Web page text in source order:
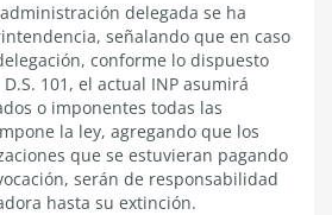
delegada se ha
señalando que en caso
conforme lo dispuesto
101, el actual INP asumirá
o imponentes todas las
la ley, agregando que los
que se estuvieran pagando
serán de responsabilidad
hasta su extinción.